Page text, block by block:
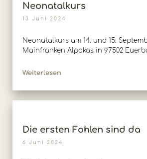
Neonatalkurs
13 Juni 2024
Neonatalkurs am 14. und 15.
Mainfranken Alpakas in 97502
Weiterlesen
Die ersten Fohlen sind da
6 Juni 2024